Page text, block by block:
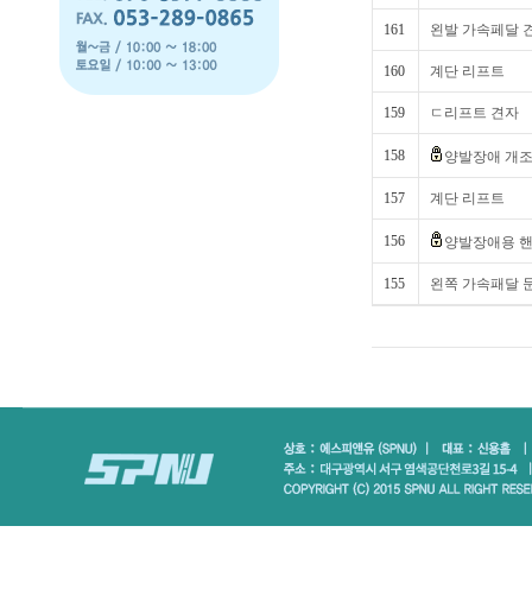
161 왼발 가속페달
160 계단 리프트
159 ㄷ리프트 견자
158 양발장애 개
157 계단 리프트
156 양발장애용
155 왼쪽 가속패달